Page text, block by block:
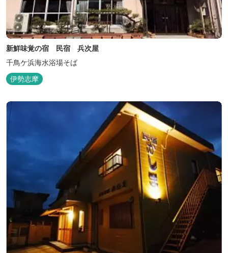
新鮮味覚の宿 民宿 兵次屋
千鳥ケ浜海水浴場そば
伊勢志摩